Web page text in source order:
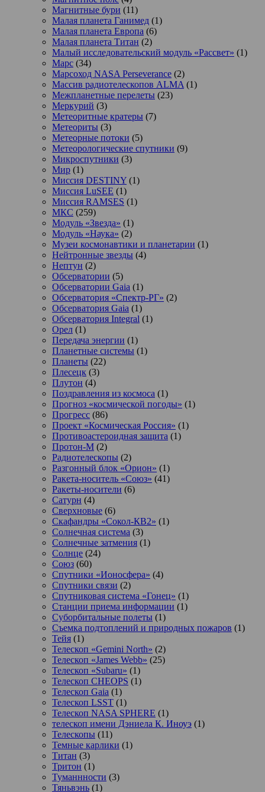
Магнитные бури (11)
Малая планета Ганимед (1)
Малая планета Европа (6)
Малая планета Титан (2)
Малый исследовательский модуль «Рассвет» (1)
Марс (34)
Марсоход NASA Perseverance (2)
Массив радиотелескопов ALMA (1)
Межпланетные перелеты (23)
Меркурий (3)
Метеоритные кратеры (7)
Метеориты (3)
Метеорные потоки (5)
Метеорологические спутники (9)
Микроспутники (3)
Мир (1)
Миссия DESTINY (1)
Миссия LuSEE (1)
Миссия RAMSES (1)
МКС (259)
Модуль «Звезда» (1)
Модуль «Наука» (2)
Музеи космонавтики и планетарии (1)
Нейтронные звезды (4)
Нептун (2)
Обсерватории (5)
Обсерватории Gaia (1)
Обсерватория «Спектр-РГ» (2)
Обсерватория Gaia (1)
Обсерватория Integral (1)
Орел (1)
Передача энергии (1)
Планетные системы (1)
Планеты (22)
Плесецк (3)
Плутон (4)
Поздравления из космоса (1)
Прогноз «космической погоды» (1)
Прогресс (86)
Проект «Космическая Россия» (1)
Противоастероидная защита (1)
Протон-М (2)
Радиотелескопы (2)
Разгонный блок «Орион» (1)
Ракета-носитель «Союз» (41)
Ракеты-носители (6)
Сатурн (4)
Сверхновые (6)
Скафандры «Сокол-КВ2» (1)
Солнечная система (3)
Солнечные затмения (1)
Солнце (24)
Союз (60)
Спутники «Ионосфера» (4)
Спутники связи (2)
Спутниковая система «Гонец» (1)
Станции приема информации (1)
Суборбитальные полеты (1)
Съемка подтоплений и природных пожаров (1)
Тейя (1)
Телескоп «Gemini North» (2)
Телескоп «James Webb» (25)
Телескоп «Subaru» (1)
Телескоп CHEOPS (1)
Телескоп Gaia (1)
Телескоп LSST (1)
Телескоп NASA SPHERE (1)
телескоп имени Дэниела К. Иноуэ (1)
Телескопы (11)
Темные карлики (1)
Титан (3)
Тритон (1)
Туманнности (3)
Тяньвэнь (1)